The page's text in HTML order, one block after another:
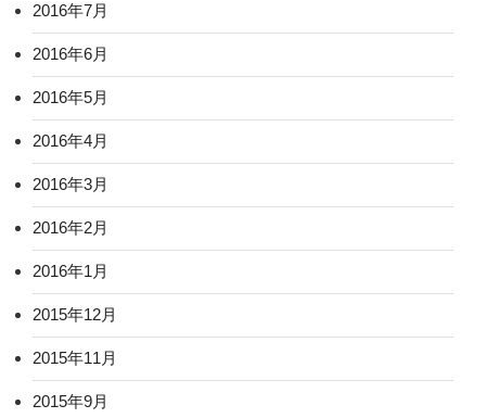
2016年7月
2016年6月
2016年5月
2016年4月
2016年3月
2016年2月
2016年1月
2015年12月
2015年11月
2015年9月